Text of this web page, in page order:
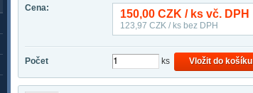
Cena:
150,00 CZK / ks vč. DPH
123,97 CZK / ks bez DPH
Počet ks Vložit do košíku